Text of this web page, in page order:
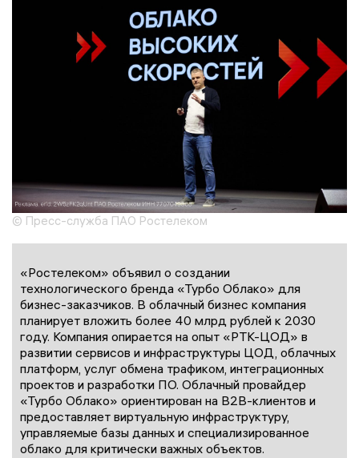
© Пресс-служба ПАО Ростелеком
«Ростелеком» объявил о создании
технологического бренда «Турбо Облако» для
бизнес-заказчиков. В облачный бизнес компания
планирует вложить более 40 млрд рублей к 2030
году. Компания опирается на опыт «РТК-ЦОД» в
развитии сервисов и инфраструктуры ЦОД, облачных
платформ, услуг обмена трафиком, интеграционных
проектов и разработки ПО. Облачный провайдер
«Турбо Облако» ориентирован на B2B-клиентов и
предоставляет виртуальную инфраструктуру,
управляемые базы данных и специализированное
облако для критически важных объектов.